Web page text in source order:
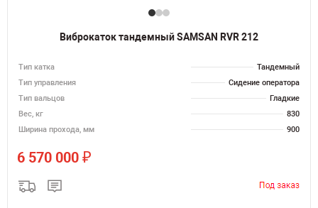
Виброкаток тандемный SAMSAN RVR 212
Тип катка
Тандемный
Тип управления
Сидение оператора
Тип вальцов
Гладкие
Вес, кг
830
Ширина прохода, мм
900
6 570 000 ₽